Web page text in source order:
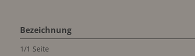
Bezeichnung
1/1 Seite